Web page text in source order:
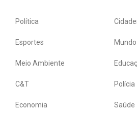
Política
Esportes Mundo
Meio Ambiente
C&T Polícia
Economia Saúde